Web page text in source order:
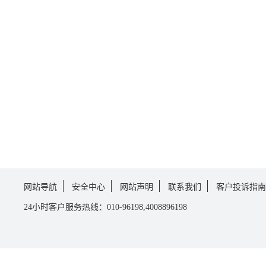
网站导航 安全中心 网站声明 联系我们 客户投诉指南
24小时客户服务热线：010-96198,4008896198